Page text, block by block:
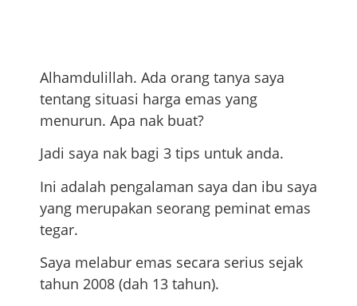
Alhamdulillah. Ada orang tanya saya
tentang situasi harga emas yang
menurun. Apa nak buat?
Jadi saya nak bagi 3 tips untuk anda.
Ini adalah pengalaman saya dan ibu saya
yang merupakan seorang peminat emas
tegar.
Saya melabur emas secara serius sejak
tahun 2008 (dah 13 tahun).